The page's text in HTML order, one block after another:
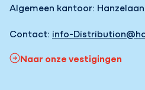
Algemeen kantoor:
Contact: info-
Naar onze vestigingen